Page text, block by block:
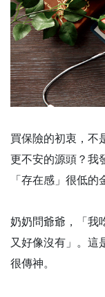
買保險的初衷，不
更不安的源頭？我
「存在感」很低的
奶奶問爺爺，「我
又好像沒有」。這
很傳神。